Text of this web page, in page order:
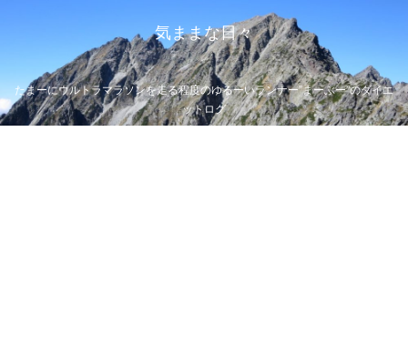
気ままな日々
たまーにウルトラマラソンを走る程度のゆるーいランナー”まーぶー”のダイエ
ットログ